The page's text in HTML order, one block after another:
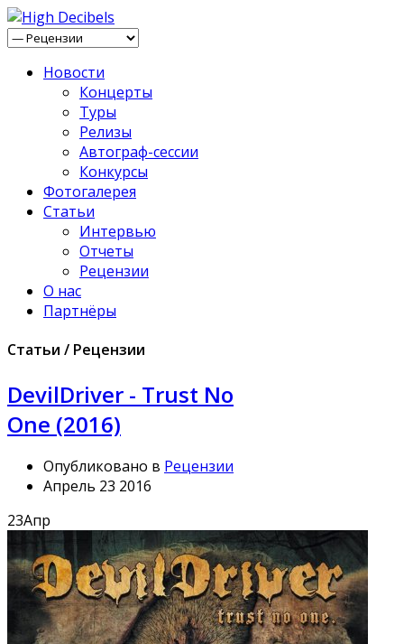
Новости
Концерты
Туры
Релизы
Автограф-сессии
Конкурсы
Фотогалерея
Статьи
Интервью
Отчеты
Рецензии
О нас
Партнёры
Статьи / Рецензии
DevilDriver - Trust No
One (2016)
Опубликовано в Рецензии
Апрель 23 2016
23Апр